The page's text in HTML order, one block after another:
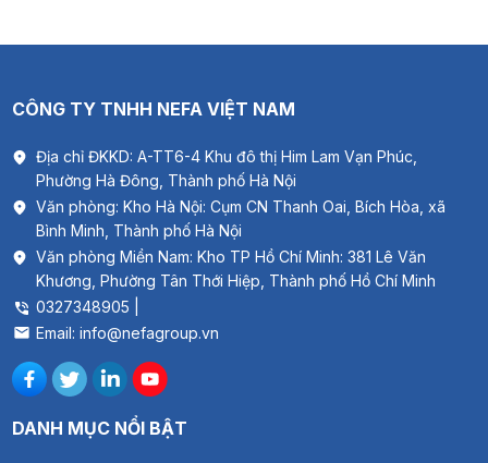
CÔNG TY TNHH NEFA VIỆT NAM
Địa chỉ ĐKKD: A-TT6-4 Khu đô thị Him Lam Vạn Phúc,
Phường Hà Đông, Thành phố Hà Nội
Văn phòng: Kho Hà Nội: Cụm CN Thanh Oai, Bích Hòa, xã
Bình Minh, Thành phố Hà Nội
Văn phòng Miền Nam: Kho TP Hồ Chí Minh: 381 Lê Văn
Khương, Phường Tân Thới Hiệp, Thành phố Hồ Chí Minh
0327348905 |
Email: info@nefagroup.vn
DANH MỤC NỔI BẬT